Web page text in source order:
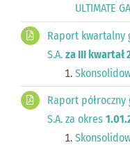
ULTIMATE
Raport kwartalny
S.A.za III kwartał
Raport
S.A. za okres